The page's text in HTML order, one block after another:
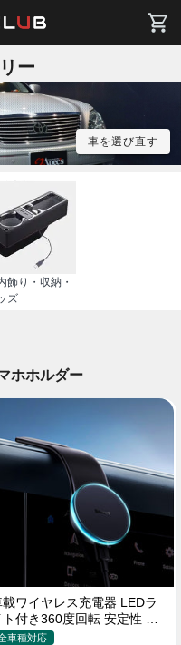
ー
車を選び直す
飾り・収納・
ズ
ホホルダー
載ワイヤレス充電器 LEDラ
ト付き360度回転 安定性 粘
ル吸盤＆エアコン吹き出し
車種対応